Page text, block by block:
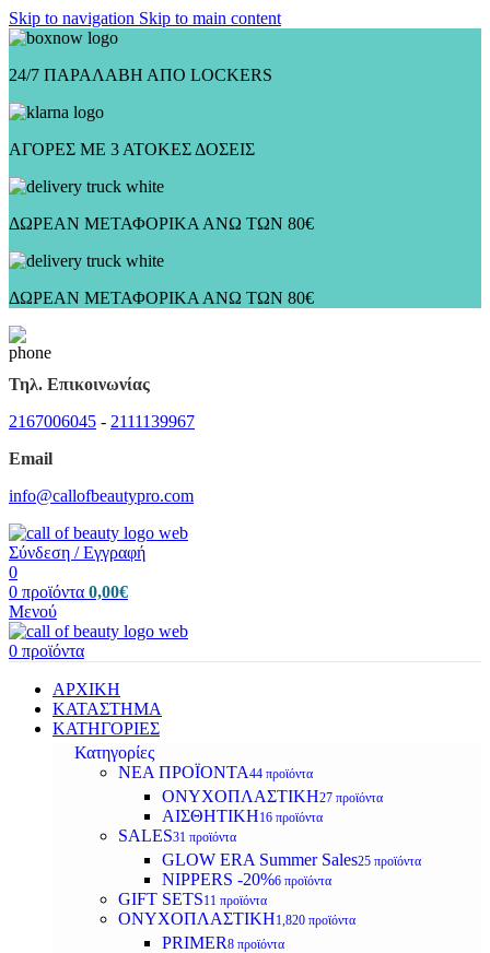
Skip to navigation Skip to main content
24/7 ΠΑΡΑΛΑΒΗ ΑΠΟ LOCKERS
ΑΓΟΡΕΣ ΜΕ 3 ΑΤΟΚΕΣ ΔΟΣΕΙΣ
ΔΩΡΕΑΝ ΜΕΤΑΦΟΡΙΚΑ ΑΝΩ ΤΩΝ 80€
ΔΩΡΕΑΝ ΜΕΤΑΦΟΡΙΚΑ ΑΝΩ ΤΩΝ 80€
Τηλ. Επικοινωνίας
2167006045 - 2111139967
Email
info@callofbeautypro.com
Σύνδεση / Εγγραφή
0
0 προϊόντα 0,00€
Μενού
0 προϊόντα
ΑΡΧΙΚΗ
ΚΑΤΑΣΤΗΜΑ
ΚΑΤΗΓΟΡΙΕΣ
Κατηγορίες
ΝΕΑ ΠΡΟΪΟΝΤΑ44 προϊόντα
ΟΝΥΧΟΠΛΑΣΤΙΚΗ27 προϊόντα
ΑΙΣΘΗΤΙΚΗ16 προϊόντα
SALES31 προϊόντα
GLOW ERA Summer Sales25 προϊόντα
NIPPERS -20%6 προϊόντα
GIFT SETS11 προϊόντα
ΟΝΥΧΟΠΛΑΣΤΙΚΗ1,820 προϊόντα
PRIMER8 προϊόντα